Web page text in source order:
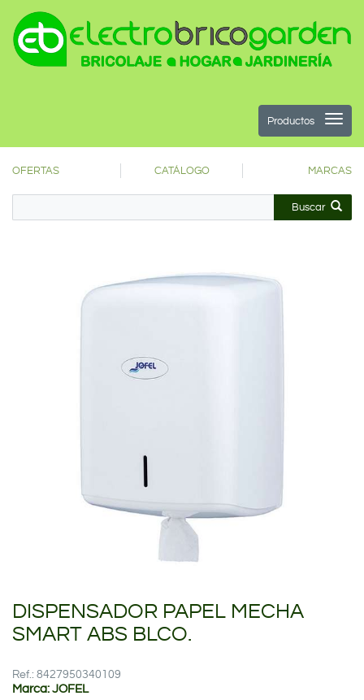
Productos
OFERTAS CATÁLOGO MARCAS
Buscar
DISPENSADOR PAPEL MECHA
SMART ABS BLCO.
Ref.: 8427950340109
Marca: JOFEL